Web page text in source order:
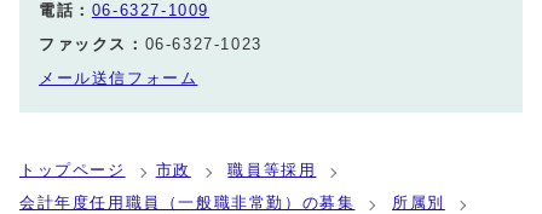
電話： 06-6327-1009
ファックス： 06-6327-1023
メール送信フォーム
トップページ 市政
職員等採用
会計年度任用職員（一般職非常勤）の募集
所属別